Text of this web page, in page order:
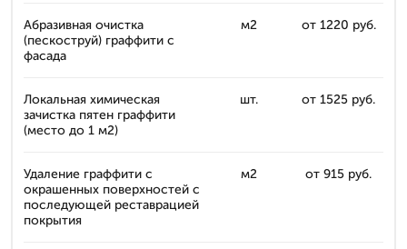
Абразивная очистка
(пескоструй) граффити с
фасада
м2 от 1220 руб.
Локальная химическая
зачистка пятен граффити
(место до 1 м2)
шт. от 1525 руб.
Удаление граффити с
окрашенных поверхностей с
последующей реставрацией
покрытия
м2 от 915 руб.